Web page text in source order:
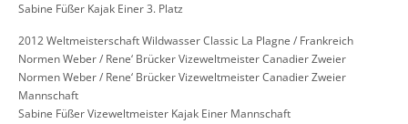
Sabine Füßer Kajak Einer 3. Platz
2012 Weltmeisterschaft Wildwasser Classic La Plagne / Frankreich
Normen Weber / Rene‘ Brücker Vizeweltmeister Canadier Zweier
Normen Weber / Rene‘ Brücker Vizeweltmeister Canadier Zweier
Mannschaft
Sabine Füßer Vizeweltmeister Kajak Einer Mannschaft